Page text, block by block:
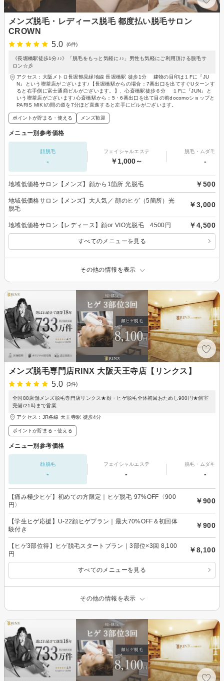
メンズ脱毛・レディース脱毛 都度払い脱毛サロン
CROWN
5.0
(6件)
《長堀橋駅徒歩1分♪♪》「脱毛をもっと気軽に♪♪」男性も気軽にご利用頂ける脱毛サ
ロン☆彡
アクセス：大阪メトロ長堀鶴見緑地線 長堀橋駅 徒歩1分 建物の目印は１Fに『JU
N』という喫茶店がございます♪【長堀橋駅からの場合：7番出口を出てすぐUターンす
ると右手側に富士通商ビルがございます。】、心斎橋駅徒歩６分 １Fに『JUN』と
いう喫茶店がございます♪心斎橋駅から：5・6番出口を出て目の前docomoショップと
PARIS MIKIの間の道を7分ほど直進すると左手にビルがございます。
ポイントが貯まる・使える メンズ歓迎
メニュー別参考価格
顔脱毛
-
フェイシャルエステ
￥1,000～
脱毛・ムダ毛処
-
地域低価格サロン【メンズ】顔から1箇所 光脱毛 ￥500
地域低価格サロン【メンズ】大人気／ 顔のヒゲ（5箇所）光
脱毛
￥3,000
地域低価格サロン【レディース】顔or VIO光脱毛 4500円 ￥4,500
すべてのメニューを見る
その他の情報を表示
メンズ脱毛専門店RINX 大阪天王寺店【リンクス】
5.0
(3件)
全国88店舗メンズ脱毛専門店リンクス★顔・ヒゲ脱毛全体初回おためし900円★個室
完備/21時まで営業
アクセス：JR各線 天王寺駅 徒歩4分
ポイントが貯まる・使える
メニュー別参考価格
顔脱毛
-
フェイシャルエステ
-
脱毛・ムダ毛処
-
【痛み極少ヒゲ】初めての方限定｜ヒゲ脱毛 97%OFF〈900
円〉
￥900
【学生ヒゲ応援】U-22顔ヒゲプラン｜最大70%OFF＆初回体
験付き
￥900
【ヒゲ3部位得】ヒゲ脱毛スタートプラン｜3部位×3回 8,100
円
￥8,100
すべてのメニューを見る
その他の情報を表示